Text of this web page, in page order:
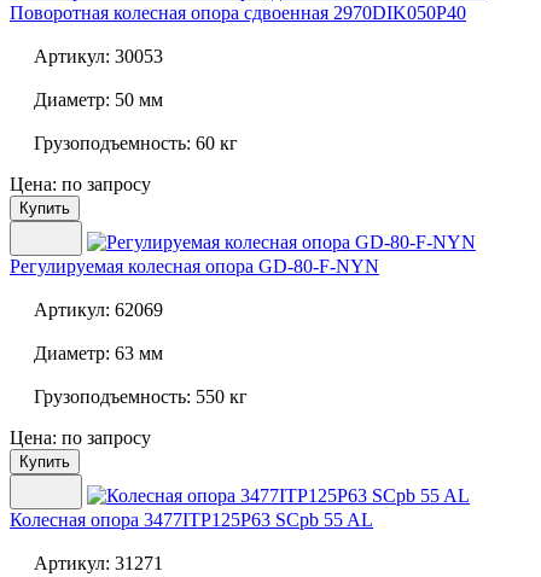
Поворотная колесная опора сдвоенная 2970DIK050P40
Артикул: 30053
Диаметр: 50 мм
Грузоподъемность: 60 кг
Цена: по запросу
Купить
Регулируемая колесная опора GD-80-F-NYN
Артикул: 62069
Диаметр: 63 мм
Грузоподъемность: 550 кг
Цена: по запросу
Купить
Колесная опора 3477ITP125P63 SCpb 55 AL
Артикул: 31271